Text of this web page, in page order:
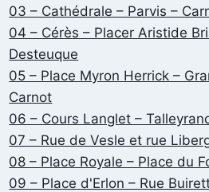
03 – Cathédrale – Parvis –
04 – Cérès – Placer Aristide
Desteuque
05 – Place Myron Herrick –
Carnot
06 – Cours Langlet –
07 – Rue de Vesle et rue
08 – Place Royale – Place du
09 – Place d'Erlon – Rue